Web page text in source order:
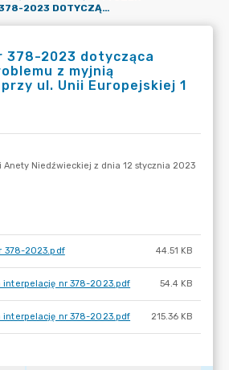
INTERPELACJA NR 378-2023 DOTYCZĄCA ROZWIĄZANIA PROBLEMU Z MYJNIĄ SAMOCHODOWĄ PRZY UL. UNII EUROPEJSKIEJ 1
378-2023 dotycząca
z myjnią
ul. Unii Europejskiej 1
378-2023.pdf 44.51 KB
interpelację nr 378-2023.pdf 54.4 KB
interpelację nr 378-2023.pdf 215.36 KB